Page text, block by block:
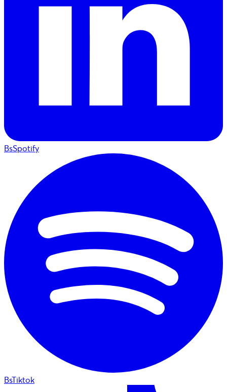
BsSpotify
BsTiktok